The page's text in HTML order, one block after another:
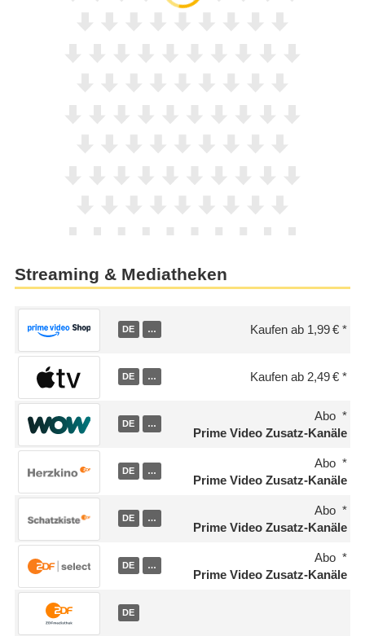
Streaming & Mediatheken
DE … Kaufen ab 1,99 €
DE … Kaufen ab 2,49 €
DE …
Abo
Prime Video Zusatz-Kanäle
DE …
Abo
Prime Video Zusatz-Kanäle
DE …
Abo
Prime Video Zusatz-Kanäle
DE …
Abo
Prime Video Zusatz-Kanäle
DE